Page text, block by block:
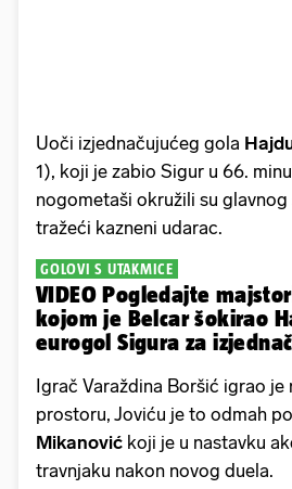
Uoči izjednačujućeg gola
1), koji je zabio Sigur u 66.
nogometaši okružili su glavnog
tražeći kazneni udarac.
GOLOVI S UTAKMICE
VIDEO Pogledajte
kojom je Belcar šokirao
eurogol Sigura za
Igrač Varaždina Boršić igrao je
prostoru, Joviću je to odmah
Mikanović koji je u nastavku
travnjaku nakon novog duela.